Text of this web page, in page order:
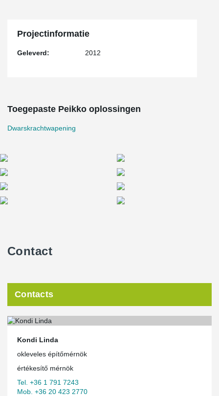
Projectinformatie
Geleverd: 2012
Toegepaste Peikko oplossingen
Dwarskrachtwapening
Contact
Contacts
Kondi Linda
okleveles építőmérnök
értékesítő mérnök
Tel. +36 1 791 7243
Mob. +36 20 423 2770